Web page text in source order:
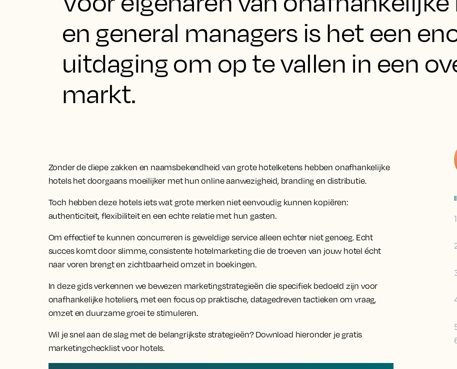
en general managers is het een
uitdaging om op te vallen in een
markt.
Zonder de diepe zakken en naamsbekendheid van grote hotelketens hebben onafhankelijke
hotels het doorgaans moeilijker met hun online aanwezigheid, branding en distributie.
Toch hebben deze hotels iets wat grote merken niet eenvoudig kunnen kopiëren:
authenticiteit, flexibiliteit en een echte relatie met hun gasten.
Om effectief te kunnen concurreren is geweldige service alleen echter niet genoeg. Echt
succes komt door slimme, consistente hotelmarketing die de troeven van jouw hotel écht
naar voren brengt en zichtbaarheid omzet in boekingen.
In deze gids verkennen we bewezen marketingstrategieën die specifiek bedoeld zijn voor
onafhankelijke hoteliers, met een focus op praktische, datagedreven tactieken om vraag,
omzet en duurzame groei te stimuleren.
Wil je snel aan de slag met de belangrijkste strategieën? Download hieronder je gratis
marketingchecklist voor hotels.
1